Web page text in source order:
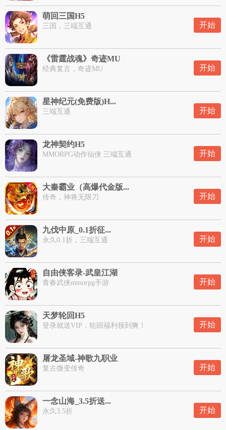
萌回三国H5
三国，三端互通 开始
《雷霆战魂》奇迹MU
经典复古，奇迹MU 开始
星神纪元(免费版)H...
三端互通 开始
龙神契约H5
MMORPG动作仙侠 三端互通 开始
大秦霸业（高爆代金版...
传奇，神将无限刀 开始
九伐中原_0.1折征...
永久0.1折，三端互通 开始
自由侠客录-武皇江湖
青春武侠mmorpg手游 开始
天梦轮回H5
登录就送VIP，轮回福利领到爽！ 开始
屠龙圣域-神歌九职业
复古微变传奇 开始
一念山海_3.5折送...
永久3.5折 开始